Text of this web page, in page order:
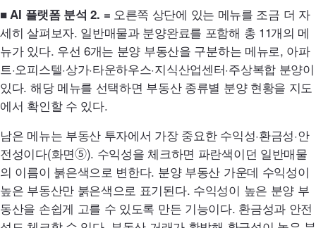
■AI 플랫폼 분석 2. = 오른쪽 상단에 있는 메뉴를 조금 더 자
세히 살펴보자. 일반매물과 분양완료를 포함해 총 11개의 메
뉴가 있다. 우선 6개는 분양 부동산을 구분하는 메뉴로, 아파
트·오피스텔·상가·타운하우스·지식산업센터·주상복합 분양이
있다. 해당 메뉴를 선택하면 부동산 종류별 분양 현황을 지도
에서 확인할 수 있다.
남은 메뉴는 부동산 투자에서 가장 중요한 수익성·환금성·안
전성이다(화면➄). 수익성을 체크하면 파란색이던 일반매물
의 이름이 붉은색으로 변한다. 분양 부동산 가운데 수익성이
높은 부동산만 붉은색으로 표기된다. 수익성이 높은 분양 부
동산을 손쉽게 고를 수 있도록 만든 기능이다. 환금성과 안전